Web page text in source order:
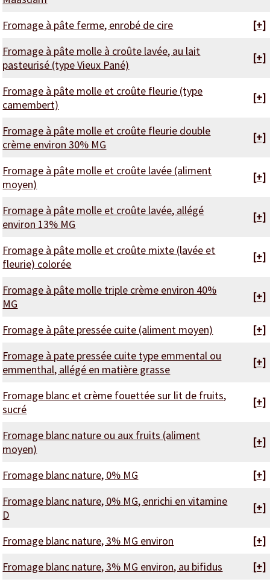
Fromage à pâte ferme, enrobé de cire
[+]
Fromage à pâte molle à croûte lavée, au lait
pasteurisé (type Vieux Pané)
[+]
Fromage à pâte molle et croûte fleurie (type
camembert)
[+]
Fromage à pâte molle et croûte fleurie double
crème environ 30% MG
[+]
Fromage à pâte molle et croûte lavée (aliment
moyen)
[+]
Fromage à pâte molle et croûte lavée, allégé
environ 13% MG
[+]
Fromage à pâte molle et croûte mixte (lavée et
fleurie) colorée
[+]
Fromage à pâte molle triple crème environ 40%
MG
[+]
Fromage à pâte pressée cuite (aliment moyen)
[+]
Fromage à pate pressée cuite type emmental ou
emmenthal, allégé en matière grasse
[+]
Fromage blanc et crème fouettée sur lit de fruits,
sucré
[+]
Fromage blanc nature ou aux fruits (aliment
moyen)
[+]
Fromage blanc nature, 0% MG
[+]
Fromage blanc nature, 0% MG, enrichi en vitamine
D
[+]
Fromage blanc nature, 3% MG environ
[+]
Fromage blanc nature, 3% MG environ, au bifidus
[+]